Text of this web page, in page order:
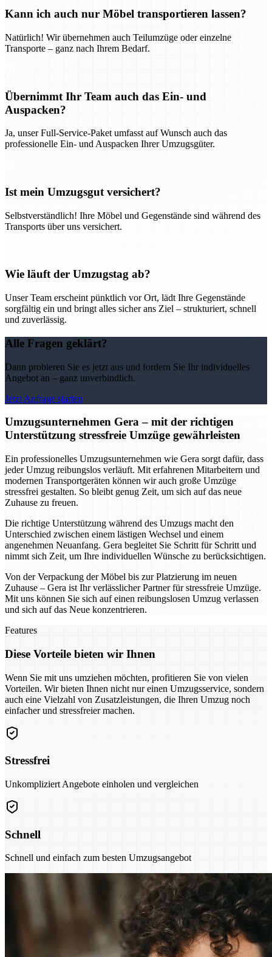
Kann ich auch nur Möbel transportieren lassen?
Natürlich! Wir übernehmen auch Teilumzüge oder einzelne
Transporte – ganz nach Ihrem Bedarf.
Übernimmt Ihr Team auch das Ein- und
Auspacken?
Ja, unser Full-Service-Paket umfasst auf Wunsch auch das
professionelle Ein- und Auspacken Ihrer Umzugsgüter.
Ist mein Umzugsgut versichert?
Selbstverständlich! Ihre Möbel und Gegenstände sind während des
Transports über uns versichert.
Wie läuft der Umzugstag ab?
Unser Team erscheint pünktlich vor Ort, lädt Ihre Gegenstände
sorgfältig ein und bringt alles sicher ans Ziel – strukturiert, schnell
und zuverlässig.
Alle Fragen geklärt?
Dann probieren Sie es jetzt aus und fordern Sie Ihr individuelles
Angebot an – ganz unverbindlich.
Jetzt Anfrage starten
Umzugsunternehmen Gera – mit der richtigen
Unterstützung stressfreie Umzüge gewährleisten
Ein professionelles Umzugsunternehmen wie Gera sorgt dafür, dass
jeder Umzug reibungslos verläuft. Mit erfahrenen Mitarbeitern und
modernen Transportgeräten können wir auch große Umzüge
stressfrei gestalten. So bleibt genug Zeit, um sich auf das neue
Zuhause zu freuen.
Die richtige Unterstützung während des Umzugs macht den
Unterschied zwischen einem lästigen Wechsel und einem
angenehmen Neuanfang. Gera begleitet Sie Schritt für Schritt und
nimmt sich Zeit, um Ihre individuellen Wünsche zu berücksichtigen.
Von der Verpackung der Möbel bis zur Platzierung im neuen
Zuhause – Gera ist Ihr verlässlicher Partner für stressfreie Umzüge.
Mit uns können Sie sich auf einen reibungslosen Umzug verlassen
und sich auf das Neue konzentrieren.
Features
Diese Vorteile bieten wir Ihnen
Wenn Sie mit uns umziehen möchten, profitieren Sie von vielen
Vorteilen. Wir bieten Ihnen nicht nur einen Umzugsservice, sondern
auch eine Vielzahl von Zusatzleistungen, die Ihren Umzug noch
einfacher und stressfreier machen.
Stressfrei
Unkompliziert Angebote einholen und vergleichen
Schnell
Schnell und einfach zum besten Umzugsangebot